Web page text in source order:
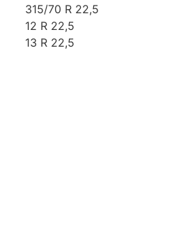
315/70 R 22,5
12 R 22,5
13 R 22,5